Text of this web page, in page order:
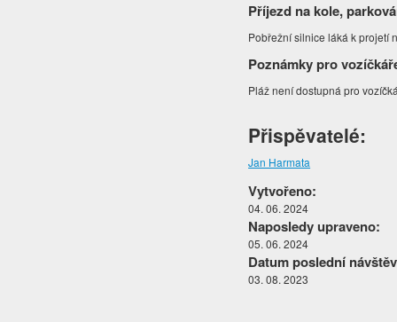
Příjezd na kole,
Pobřežní silnice láká k projetí
Poznámky pro
Pláž není dostupná pro
Přispěvatelé:
Jan Harmata
Vytvořeno:
04. 06. 2024
Naposledy upraveno:
05. 06. 2024
Datum poslední
03. 08. 2023